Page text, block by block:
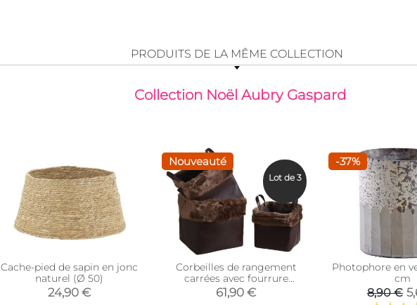
PRODUITS DE LA MÊME COLLECTION
Collection Noël Aubry Gaspard
Cache-pied de sapin en jonc
naturel (Ø 50)
24,90 €
Nouveauté
Corbeilles de rangement
carrées avec fourrure
synthétique (Lot de 3)
61,90 €
Lot de 3
-37%
Photophore en
cm
8,90 €